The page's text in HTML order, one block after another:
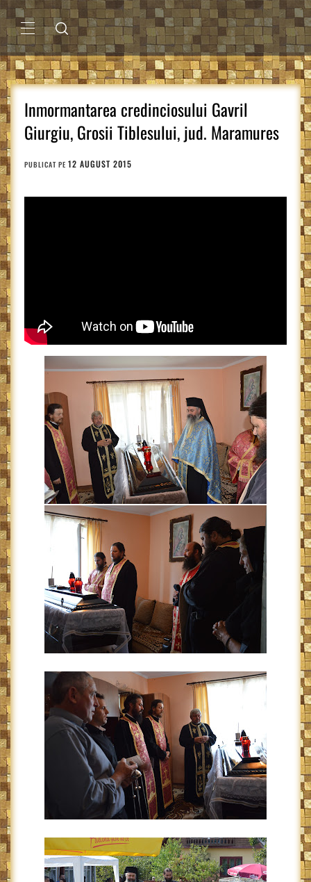
Sari
la
conținutMENIU
PRINCIPAL
Inmormantarea credinciosului Gavril
Giurgiu, Grosii Tiblesului, jud. Maramures
PUBLICAT PE 12 AUGUST 2015